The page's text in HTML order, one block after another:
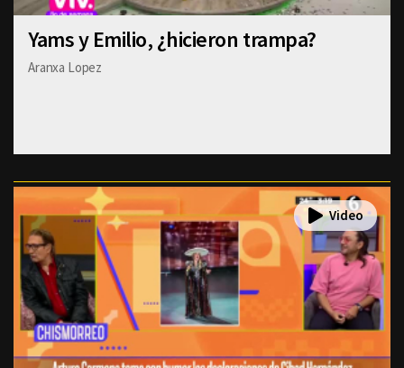
Yams y Emilio, ¿hicieron trampa?
Aranxa Lopez